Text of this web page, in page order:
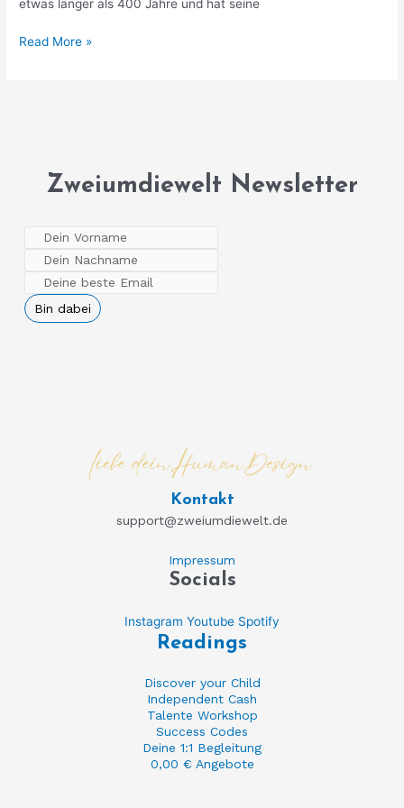
etwas länger als 400 Jahre und hat seine
Read More »
Zweiumdiewelt Newsletter
Bin dabei
Kontakt
support@zweiumdiewelt.de
Impressum
Socials
Instagram Youtube Spotify
Readings
Discover your Child
Independent Cash
Talente Workshop
Success Codes
Deine 1:1 Begleitung
0,00 € Angebote